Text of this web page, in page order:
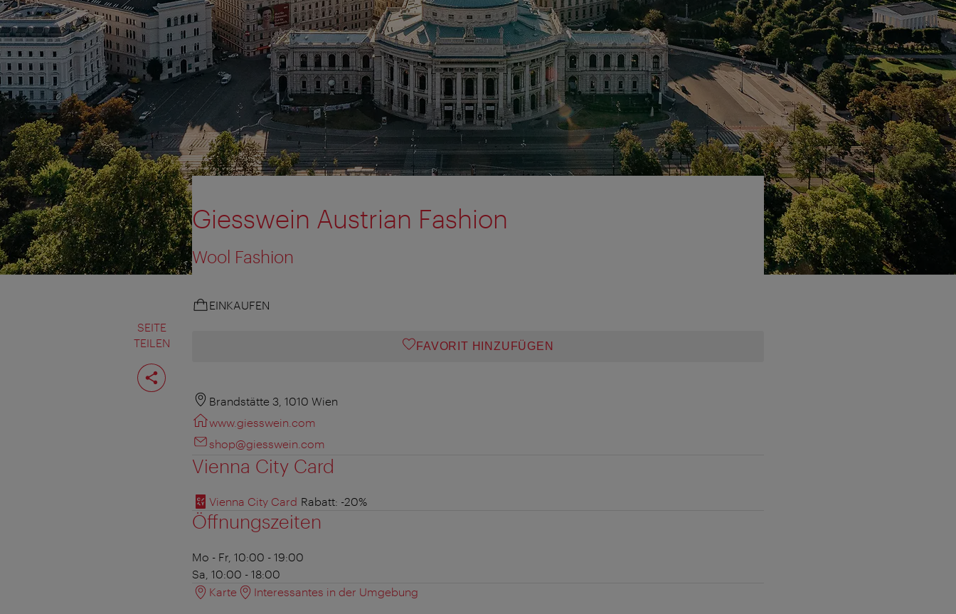
SEITE
TEILEN
Seite
teilen
Giesswein Austrian Fashion
Wool Fashion
EINKAUFEN
FAVORIT HINZUFÜGEN
Brandstätte 3, 1010 Wien
www.giesswein.com
shop@giesswein.com
Vienna City Card
Vienna City Card Rabatt: -20%
Öffnungszeiten
Mo - Fr, 10:00 - 19:00
Sa, 10:00 - 18:00
Karte
Interessantes in der Umgebung